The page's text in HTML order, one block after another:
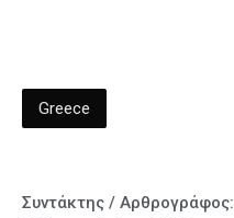
Greece
Συντάκτης / Αρθρογράφος: